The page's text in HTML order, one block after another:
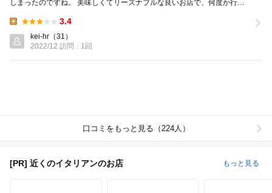
しまったのですね。 美味しくてリーズナブルな良いお店で、何度か行っ
3.4
kei-hr （31）
2022/12 訪問
1回
口コミをもっと見る（224人）
[PR] 近くのイタリアンのお店 もっと見る